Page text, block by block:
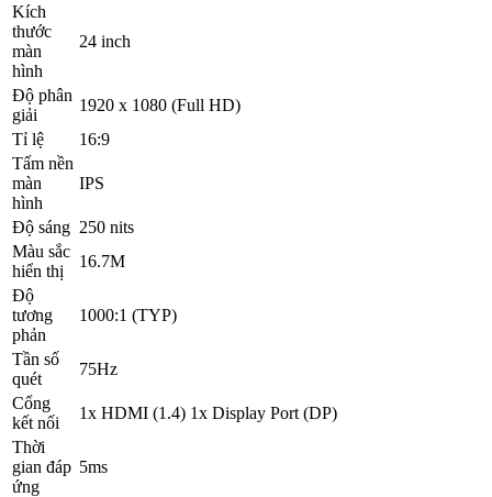
Kích
thước
màn
hình
24 inch
Độ phân
giải
1920 x 1080 (Full HD)
Tỉ lệ
16:9
Tấm nền
màn
hình
IPS
Độ sáng 250 nits
Màu sắc
hiển thị
16.7M
Độ
tương
phản
1000:1 (TYP)
Tần số
quét
75Hz
Cổng
kết nối
1x HDMI (1.4) 1x Display Port (DP)
Thời
gian đáp
ứng
5ms